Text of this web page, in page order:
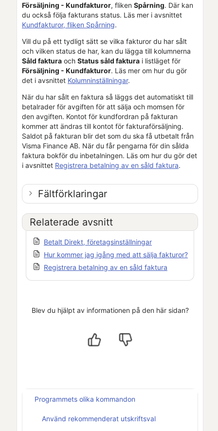
Försäljning - Kundfakturor, fliken Spårning. Där kan
du också följa fakturans status. Läs mer i avsnittet
Kundfakturor, fliken Spårning.
Vill du på ett tydligt sätt se vilka fakturor du har sålt
och vilken status de har, kan du lägga till kolumnerna
Såld faktura och Status såld faktura i listläget för
Försäljning - Kundfakturor. Läs mer om hur du gör
det i avsnittet Kolumninställningar.
När du har sålt en faktura så läggs det automatiskt till
betalrader för avgiften för att sälja och momsen för
den avgiften. Kontot för kundfordran på fakturan
kommer att ändras till kontot för fakturaförsäljning.
Saldot på fakturan blir det som du ska få utbetalt från
Visma Finance AB. När du får pengarna för din sålda
faktura bokför du inbetalningen. Läs om hur du gör det
i avsnittet Registrera betalning av en såld faktura.
Fältförklaringar
Relaterade avsnitt
Betalt Direkt, företagsinställningar
Hur kommer jag igång med att sälja fakturor?
Registrera betalning av en såld faktura
Blev du hjälpt av informationen på den här sidan?
Programmets olika kommandon
Använd rekommenderat utskriftsval